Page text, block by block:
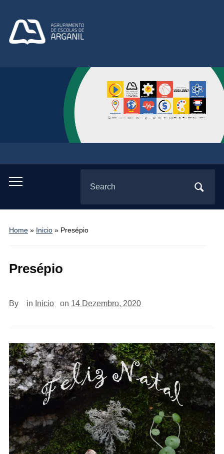
Toggle
menu
for:
Home» Inicio» Presépio
Presépio
By in Inicio on 14 Dezembro, 2020